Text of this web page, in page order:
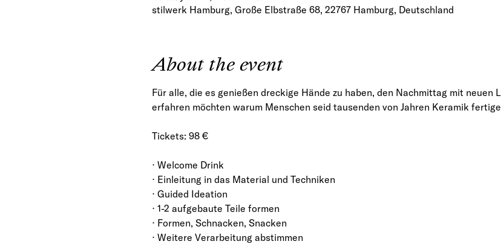
stilwerk Hamburg, Große Elbstraße 68, 22767 Hamburg, Deutschland
About the event
Für alle, die es genießen dreckige Hände zu haben, den Nachmittag mit neuen
erfahren möchten warum Menschen seid tausenden von Jahren Keramik
Tickets: 98 €
⋅ Welcome Drink
⋅ Einleitung in das Material und Techniken
⋅ Guided Ideation
⋅ 1-2 aufgebaute Teile formen
⋅ Formen, Schnacken, Snacken
⋅ Weitere Verarbeitung abstimmen